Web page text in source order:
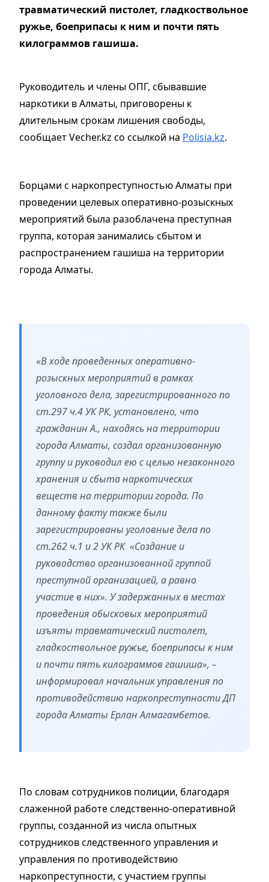
травматический пистолет, гладкоствольное
ружье, боеприпасы к ним и почти пять
килограммов гашиша.
Руководитель и члены ОПГ, сбывавшие
наркотики в Алматы, приговорены к
длительным срокам лишения свободы,
сообщает Vecher.kz со ссылкой на Polisia.kz.
Борцами с наркопреступностью Алматы при
проведении целевых оперативно-розыскных
мероприятий была разоблачена преступная
группа, которая занимались сбытом и
распространением гашиша на территории
города Алматы.
«В ходе проведенных оперативно-
розыскных мероприятий в рамках
уголовного дела, зарегистрированного по
ст.297 ч.4 УК РК, установлено, что
гражданин А., находясь на территории
города Алматы, создал организованную
группу и руководил ею с целью незаконного
хранения и сбыта наркотических
веществ на территории города. По
данному факту также были
зарегистрированы уголовные дела по
ст.262 ч.1 и 2 УК РК «Создание и
руководство организованной группой
преступной организацией, а равно
участие в них». У задержанных в местах
проведения обысковых мероприятий
изъяты травматический пистолет,
гладкоствольное ружье, боеприпасы к ним
и почти пять килограммов гашиша», –
информировал начальник управления по
противодействию наркопреступности ДП
города Алматы Ерлан Алмагамбетов.
По словам сотрудников полиции, благодаря
слаженной работе следственно-оперативной
группы, созданной из числа опытных
сотрудников следственного управления и
управления по противодействию
наркопреступности, с участием группы